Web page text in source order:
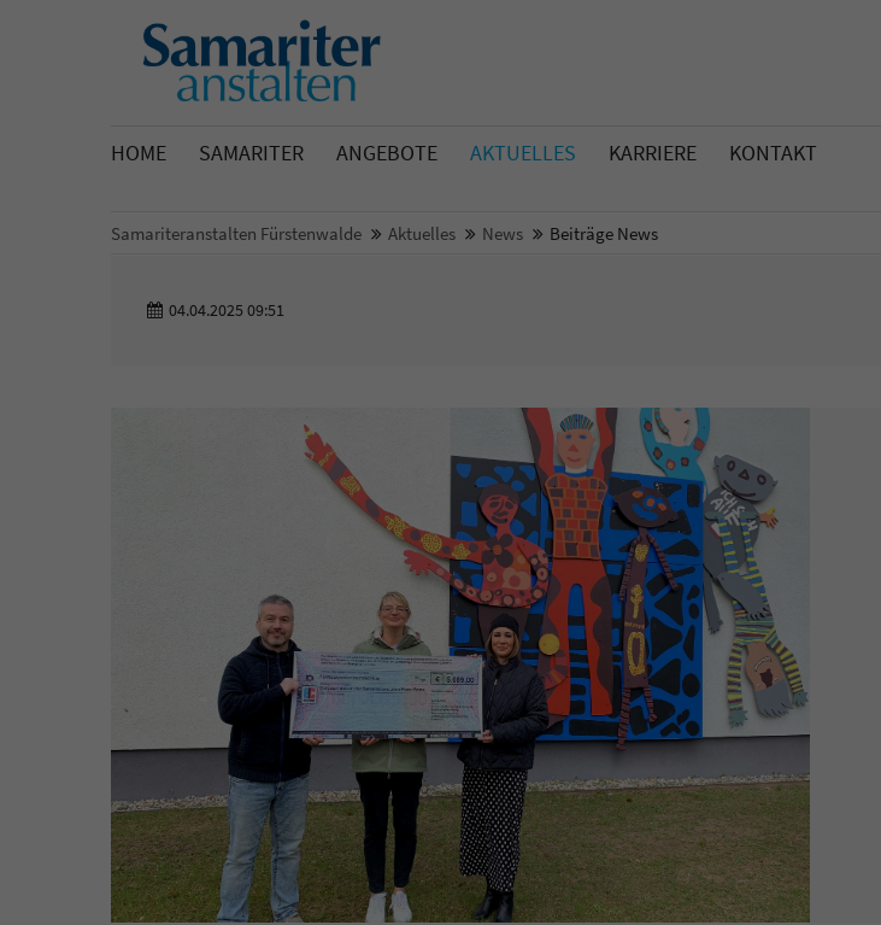
HOME SAMARITER ANGEBOTE AKTUELLES KARRIERE KONTAKT
Samariteranstalten Fürstenwalde Aktuelles News Beiträge News
04.04.2025 09:51